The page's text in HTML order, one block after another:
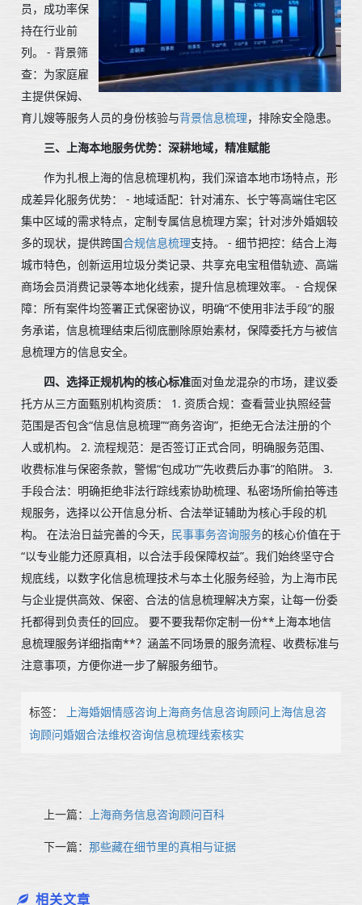
员，成功率保
持在行业前
列。 - 背景筛
查：为家庭雇
主提供保姆、
育儿嫂等服务人员的身份核验与背景信息梳理，排除安全隐患。
三、上海本地服务优势：深耕地域，精准赋能
作为扎根上海的信息梳理机构，我们深谙本地市场特点，形
成差异化服务优势： - 地域适配：针对浦东、长宁等高端住宅区
集中区域的需求特点，定制专属信息梳理方案；针对涉外婚姻较
多的现状，提供跨国合规信息梳理支持。 - 细节把控：结合上海
城市特色，创新运用垃圾分类记录、共享充电宝租借轨迹、高端
商场会员消费记录等本地化线索，提升信息梳理效率。 - 合规保
障：所有案件均签署正式保密协议，明确“不使用非法手段”的服
务承诺，信息梳理结束后彻底删除原始素材，保障委托方与被信
息梳理方的信息安全。
四、选择正规机构的核心标准面对鱼龙混杂的市场，建议委
托方从三方面甄别机构资质： 1. 资质合规：查看营业执照经营
范围是否包含“信息信息梳理”“商务咨询”，拒绝无合法注册的个
人或机构。 2. 流程规范：是否签订正式合同，明确服务范围、
收费标准与保密条款，警惕“包成功”“先收费后办事”的陷阱。 3.
手段合法：明确拒绝非法行踪线索协助梳理、私密场所偷拍等违
规服务，选择以公开信息分析、合法举证辅助为核心手段的机
构。 在法治日益完善的今天， 民事事务咨询服务的核心价值在于
“以专业能力还原真相，以合法手段保障权益”。我们始终坚守合
规底线，以数字化信息梳理技术与本土化服务经验，为上海市民
与企业提供高效、保密、合法的信息梳理解决方案，让每一份委
托都得到负责任的回应。 要不要我帮你定制一份**上海本地信
息梳理服务详细指南**？涵盖不同场景的服务流程、收费标准与
注意事项，方便你进一步了解服务细节。
标签： 上海婚姻情感咨询 上海商务信息咨询顾问 上海信息咨
询顾问婚姻合法维权咨询信息梳理线索核实
上一篇：
上海商务信息咨询顾问百科
下一篇： 那些藏在细节里的真相与证据
相关文章